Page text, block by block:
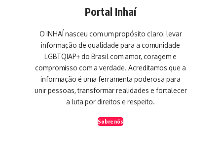
Portal Inhaí
O INHAÍ nasceu com um propósito claro: levar
informação de qualidade para a comunidade
LGBTQIAP+ do Brasil com amor, coragem e
compromisso com a verdade. Acreditamos que a
informação é uma ferramenta poderosa para
unir pessoas, transformar realidades e fortalecer
a luta por direitos e respeito.
Sobre nós